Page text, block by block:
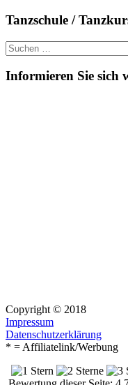
Tanzschule /
Suche
nach:
Informieren Sie sich
Copyright © 2018
Impressum
Datenschutzerklärung
* = Affiliatelink/Werbung